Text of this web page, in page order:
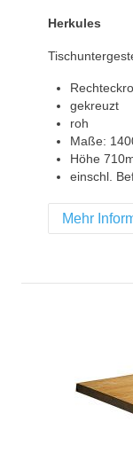
Herkules
gekreuzt
roh
Maße:
Höhe
einschl.
Mehr